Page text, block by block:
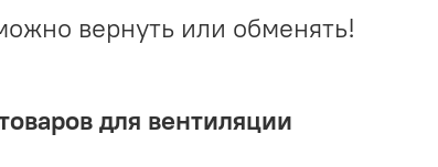
вернуть или обменять!
для вентиляции